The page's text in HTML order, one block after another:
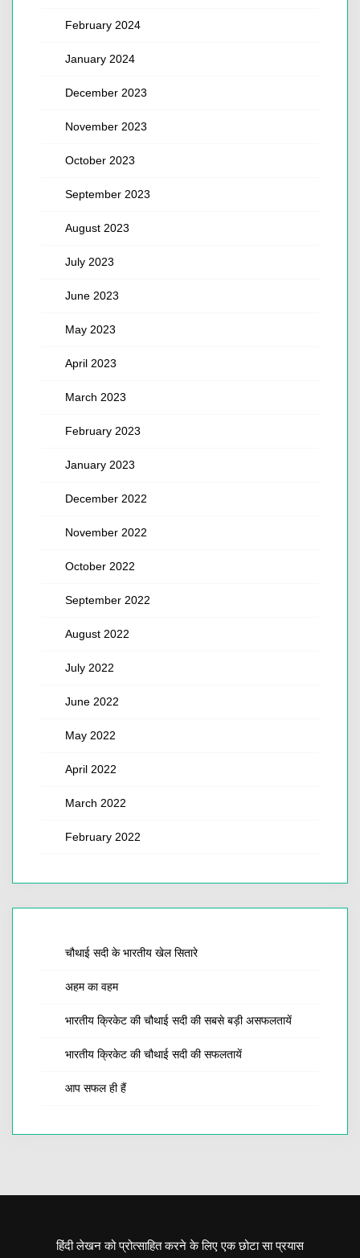
February 2024
January 2024
December 2023
November 2023
October 2023
September 2023
August 2023
July 2023
June 2023
May 2023
April 2023
March 2023
February 2023
January 2023
December 2022
November 2022
October 2022
September 2022
August 2022
July 2022
June 2022
May 2022
April 2022
March 2022
February 2022
चौथाई सदी के भारतीय खेल सितारे
अहम का वहम
भारतीय क्रिकेट की चौथाई सदी की सबसे बड़ी असफलतायें
भारतीय क्रिकेट की चौथाई सदी की सफलतायें
आप सफल ही हैं
हिंदी लेखन को प्रोत्साहित करने के लिए एक छोटा सा प्रयास